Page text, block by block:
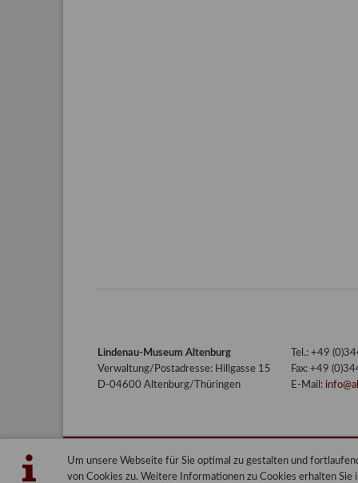
Um unsere Webseite für Sie optimal zu gestalten und
von Cookies zu. Weitere Informationen zu Cookies erhalten Sie
Lindenau-Museum Altenburg
Verwaltung/Postadresse: Hillgasse 15
D-04600 Altenburg/Thüringen
Tel.: +49
Fax: +49
E-Mail:
Lindenau-Museum Altenburg Blog